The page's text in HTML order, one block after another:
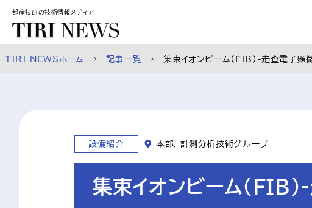
スキップして本文へ
都産技研の技術情報メディア
TIRI NEWSホーム 記事一覧 集束イオンビーム（FIB）-走査電子顕
設備紹介 本部, 計測分析技術グループ
集束イオンビーム（FIB